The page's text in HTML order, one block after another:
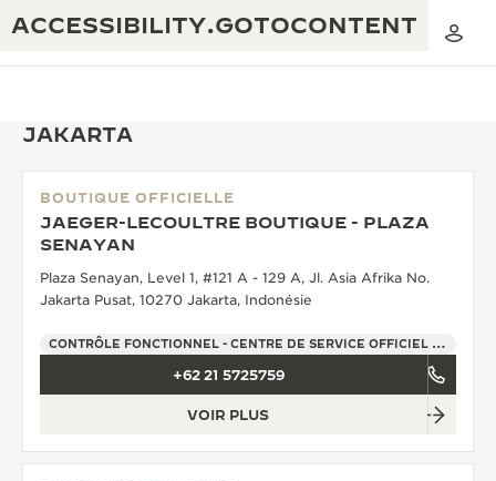
ACCESSIBILITY.GOTOCONTENT
GARANTIE JAEGER-LECOULTRE
GARANTIE DES MONTRES
TIMEKEEPER »
EXCELLENCE : PLUS DE 190 ANS
CRÉATIVITÉ : PLUS DE 430 BREVETS
JAKARTA
BOUTIQUE OFFICIELLE
JAEGER-LECOULTRE BOUTIQUE - PLAZA
SENAYAN
Plaza Senayan, Level 1, #121 A - 129 A, Jl. Asia Afrika No.
Jakarta Pusat, 10270 Jakarta, Indonésie
CONTRÔLE FONCTIONNEL - CENTRE DE SERVICE OFFICIEL - POINT DE VENTE
+62 21 5725759
VOIR PLUS